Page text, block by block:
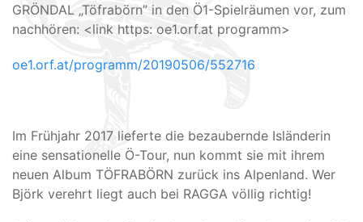
GRÖNDAL „Töfrabörn” in den Ö1-Spielräumen vor, zum
nachhören: <link https: oe1.orf.at programm>
oe1.orf.at/programm/20190506/552716
Im Frühjahr 2017 lieferte die bezaubernde Isländerin
eine sensationelle Ö-Tour, nun kommt sie mit ihrem
neuen Album TÖFRABÖRN zurück ins Alpenland. Wer
Björk verehrt liegt auch bei RAGGA völlig richtig!